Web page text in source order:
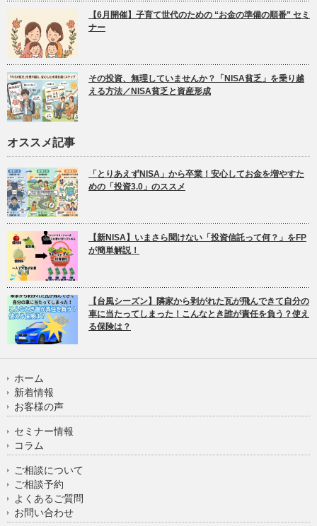
【6月開催】子育て世代のための “お金の準備の順番” セミ
ナー
その投資、無理していませんか？「NISA貧乏」を乗り越
える方法／NISA貧乏と資産形成
オススメ記事
「とりあえずNISA」から卒業！安心してお金を増やすた
めの「投資3.0」のススメ
【新NISA】いまさら聞けない「投資信託って何？」をFP
が簡単解説！
【台風シーズン】隣家から剥がれた瓦が飛んできて自分の
車に当たってしまった！こんなとき誰が責任を負う？使え
る保険は？
ホーム
新着情報
お客様の声
セミナー情報
コラム
ご相談について
ご相談予約
よくあるご質問
お問い合わせ